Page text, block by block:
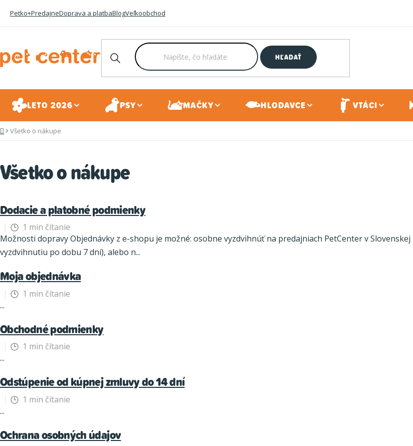
Petko+PredajneDoprava a platbaBlogVeľkoobchod
HĽADAŤ
LETO 2026 PSY MAČKY HLODAVCE VTÁCI
DomovVšetko o nákupe
Všetko o nákupe
V
ý
p
i
s
č
l
á
n
o
v
Dodacie a platobné podmienky
1 min čítanie
Možnosti dopravy Objednávky z e-shopu je možné: osobne vyzdvihnúť na predajniach PetCenter v Slovenskej republike (objednávka bude na Vami vybranej predajne k
vyzdvihnutiu po dobu 7 dní), alebo n...
Moja objednávka
1 min čítanie
...
Obchodné podmienky
1 min čítanie
...
Odstúpenie od kúpnej zmluvy do 14 dní
1 min čítanie
...
Ochrana osobných údajov